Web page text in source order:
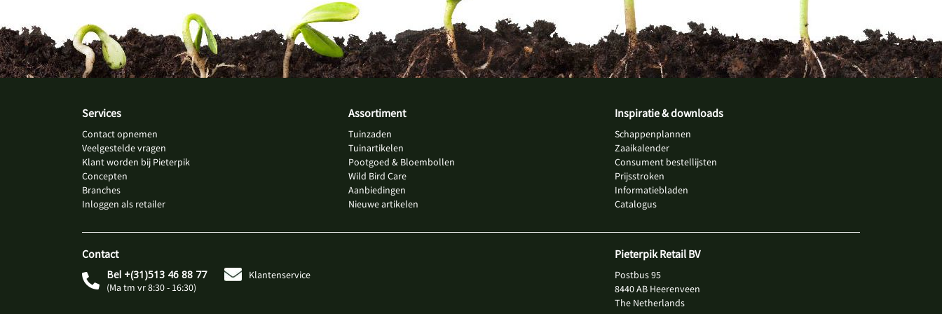
Services
Contact opnemen
Veelgestelde vragen
Klant worden bij Pieterpik
Concepten
Branches
Inloggen als retailer
Assortiment
Tuinzaden
Tuinartikelen
Pootgoed & Bloembollen
Wild Bird Care
Aanbiedingen
Nieuwe artikelen
Inspiratie & downloads
Schappenplannen
Zaaikalender
Consument bestellijsten
Prijsstroken
Informatiebladen
Catalogus
Contact
Bel +(31)513 46 88 77
(Ma tm vr 8:30 - 16:30)
Klantenservice
Pieterpik Retail BV
Postbus 95
8440 AB Heerenveen
The Netherlands